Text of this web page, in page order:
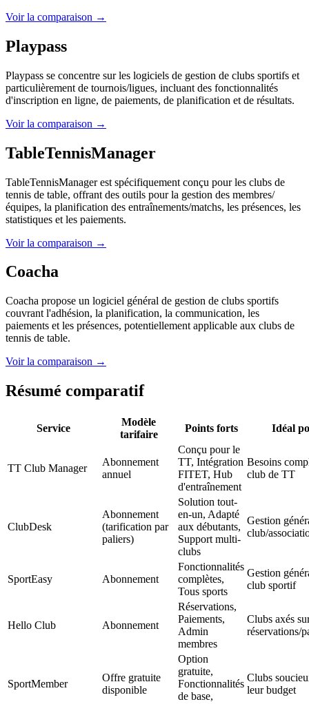
Voir la comparaison →
Playpass
Playpass se concentre sur les logiciels de gestion de clubs sportifs et
particulièrement de tournois/ligues, incluant des fonctionnalités
d'inscription en ligne, de paiements, de planification et de résultats.
Voir la comparaison →
TableTennisManager
TableTennisManager est spécifiquement conçu pour les clubs de
tennis de table, offrant des outils pour la gestion des membres/
équipes, la planification des entraînements/matchs, les présences, les
statistiques et les paiements.
Voir la comparaison →
Coacha
Coacha propose un logiciel général de gestion de clubs sportifs
couvrant l'adhésion, la planification, la communication, les
paiements et les présences, potentiellement applicable aux clubs de
tennis de table.
Voir la comparaison →
Résumé comparatif
Service
Modèle
tarifaire
Points forts Idéal
TT Club Manager
Abonnement
annuel
Conçu pour le
TT, Intégration
FITET, Hub
d'entraînement
Besoins
club de TT
ClubDesk
Abonnement
(tarification par
paliers)
Solution tout-
en-un, Adapté
aux débutants,
Support multi-
clubs
Gestion
club/
SportEasy Abonnement
Fonctionnalités
complètes,
Tous sports
Gestion
club sportif
Hello Club Abonnement
Réservations,
Paiements,
Admin
membres
Clubs axés
réservations/
SportMember
Offre gratuite
disponible
Option
gratuite,
Fonctionnalités
de base,
Clubs
leur budget